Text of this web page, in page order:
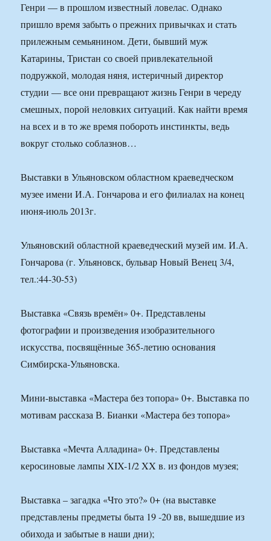
Генри — в прошлом известный ловелас. Однако
пришло время забыть о прежних привычках и стать
прилежным семьянином. Дети, бывший муж
Катарины, Тристан со своей привлекательной
подружкой, молодая няня, истеричный директор
студии — все они превращают жизнь Генри в череду
смешных, порой неловких ситуаций. Как найти время
на всех и в то же время побороть инстинкты, ведь
вокруг столько соблазнов…
Выставки в Ульяновском областном краеведческом
музее имени И.А. Гончарова и его филиалах на конец
июня-июль 2013г.
Ульяновский областной краеведческий музей им. И.А.
Гончарова (г. Ульяновск, бульвар Новый Венец 3/4,
тел.:44-30-53)
Выставка «Связь времён» 0+. Представлены
фотографии и произведения изобразительного
искусства, посвящённые 365-летию основания
Симбирска-Ульяновска.
Мини-выставка «Мастера без топора» 0+. Выставка по
мотивам рассказа В. Бианки «Мастера без топора»
Выставка «Мечта Алладина» 0+. Представлены
керосиновые лампы XIX-1/2 XX в. из фондов музея;
Выставка – загадка «Что это?» 0+ (на выставке
представлены предметы быта 19 -20 вв, вышедшие из
обихода и забытые в наши дни);